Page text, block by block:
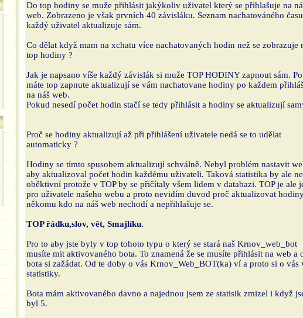
Do top hodiny se muže přihlásit jakýkoliv uživatel který se přihlašuje na
web. Zobrazeno je však prvních 40 závisláku. Seznam nachatováného
každý uživatel aktualizuje sám.
Co dělat když mam na xchatu více nachatovaných hodin než se zobrazuje
top hodiny ?
Jak je napsano víše každý závislák si muže TOP HODINY zapnout sám.
máte top zapnute aktualizují se vám nachatovane hodiny po každem
na náš web.
Pokud nesedí počet hodin stačí se tedy přihlásit a hodiny se aktualizují
Proč se hodiny aktualizují až při přihlášení uživatele nedá se to udělat
automaticky ?
Hodiny se tímto spusobem aktualizují schválně. Nebyl problém nastavit
aby aktualizoval počet hodin každému uživateli. Taková statistika by ale
oběktivní protože v TOP by se přičítaly všem lidem v databazi. TOP je ale
pro uživatele našeho webu a proto nevidím duvod proč aktualizovat
někomu kdo na náš web nechodí a nepřihlašuje se.
TOP řádku,slov, vět, Smajlíku.
Pro to aby jste byly v top tohoto typu o který se stará naš Krnov_web_bot
musíte mit aktivovaného bota. To znamená že se musíte přihlásit na web a
bota si zažádat. Od te doby o vás Krnov_Web_BOT(ka) ví a proto si o vás
statistiky.
Bota mám aktivovaného davno a najednou jsem ze statisik zmizel i když
byl 5.